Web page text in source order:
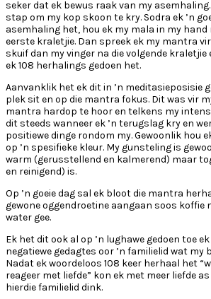
seker dat ek bewus raak van my
stap om my kop skoon te kry. Sodra ek ’n
asemhaling het, hou ek my mala in my hand
eerste kraletjie. Dan spreek ek my mantra
skuif dan my vinger na die volgende
ek 108 herhalings gedoen het.
Aanvanklik het ek dit in ’n meditasieposisie
plek sit en op die mantra fokus. Dit was vir
mantra hardop te hoor en telkens my
dit steeds wanneer ek ’n terugslag kry en
positiewe dinge rondom my. Gewoonlik hou
op ’n spesifieke kleur. My gunsteling is
warm (gerusstellend en kalmerend) maar
en reinigend) is.
Op ’n goeie dag sal ek bloot die mantra
gewone oggendroetine aangaan soos koffie
water gee.
Ek het dit ook al op ’n lughawe gedoen toe
negatiewe gedagtes oor ’n familielid wat my
Nadat ek woordeloos 108 keer herhaal het
reageer met liefde” kon ek met meer liefde
hierdie familielid dink.